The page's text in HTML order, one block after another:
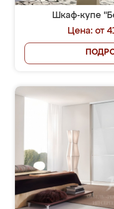
Шкаф-купе
Цена: от